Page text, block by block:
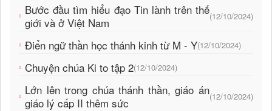
Bước đầu tìm hiểu đạo Tin lành trên thế
giới và ở Việt Nam
(12/10/2024)
Điển ngữ thần học thánh kinh từ M - Y(12/10/2024)
Chuyện chúa Ki to tập 2(12/10/2024)
Lớn lên trong chúa thánh thần, giáo án
giáo lý cấp II thêm sức
(12/10/2024)